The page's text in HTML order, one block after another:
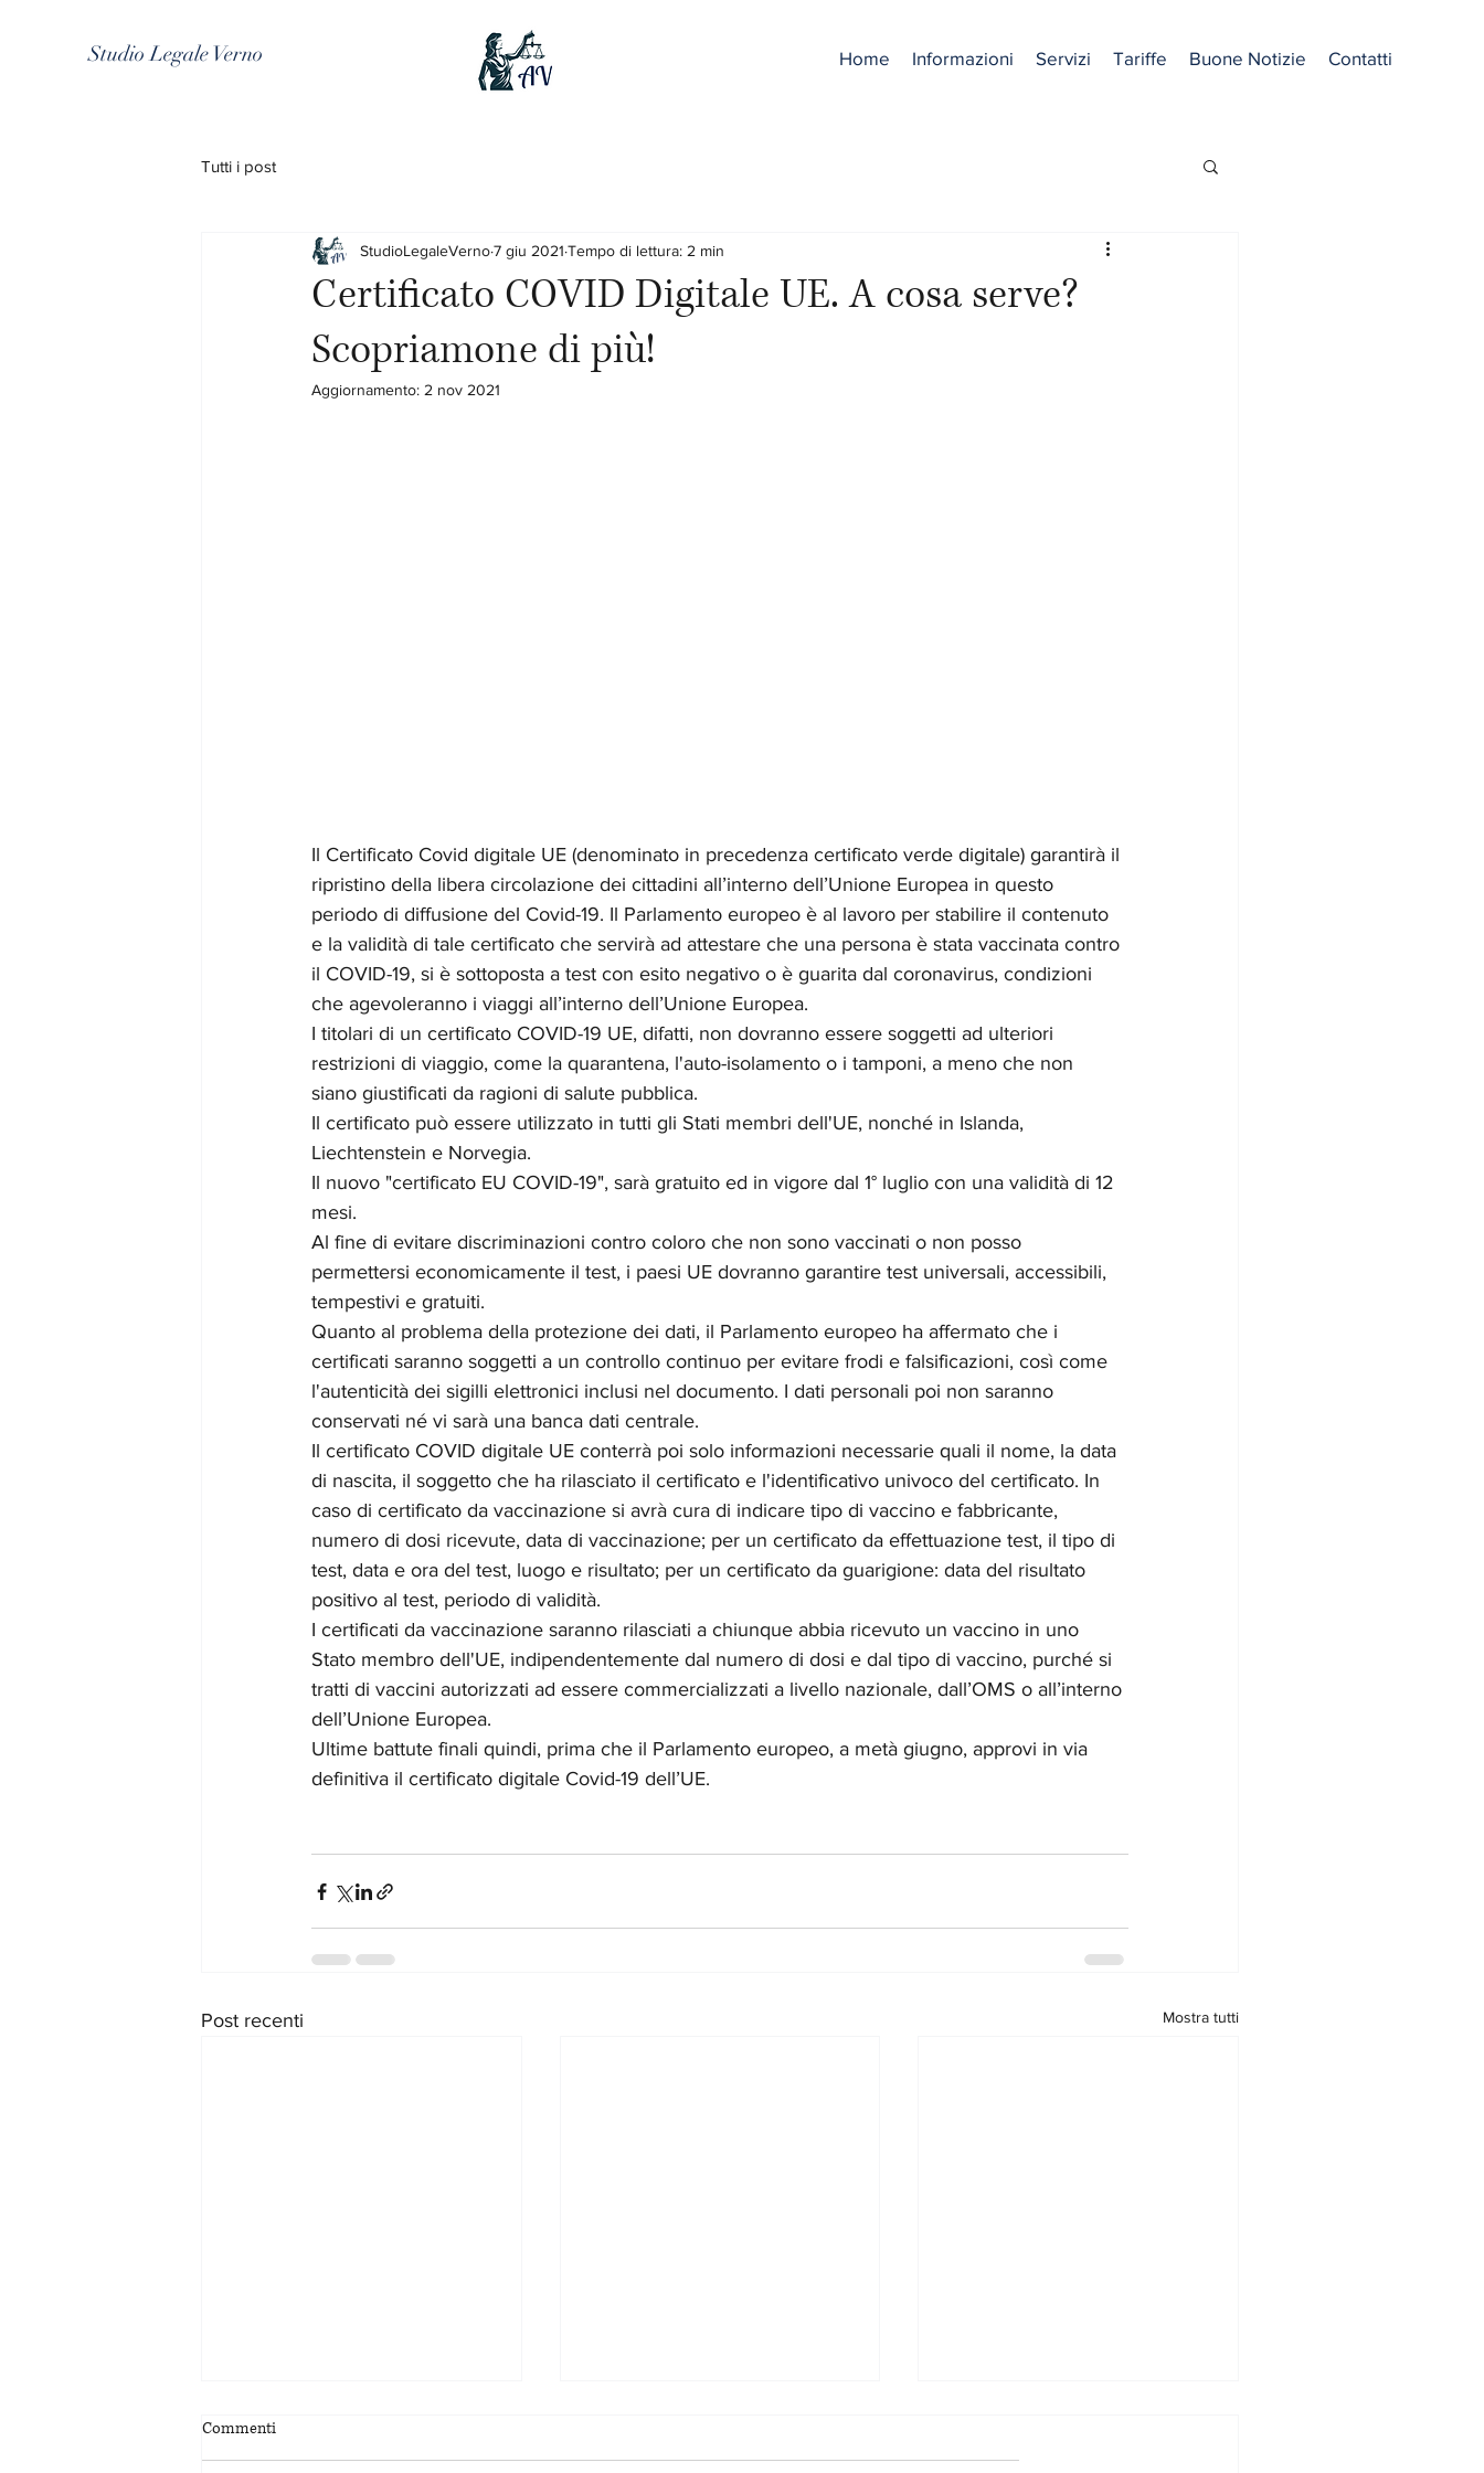
Studio Legale Verno Home Informazioni Servizi Tariffe Buone Notizie Contatti
Tutti i post
Certificato COVID Digitale UE. A cosa serve?
Scopriamone di più!
StudioLegaleVerno7 giu 2021 Tempo di lettura: 2 min
Aggiornamento: 2 nov 2021
Il Certificato Covid digitale UE (denominato in precedenza certificato verde digitale) garantirà il
ripristino della libera circolazione dei cittadini all’interno dell’Unione Europea in questo
periodo di diffusione del Covid-19. Il Parlamento europeo è al lavoro per stabilire il contenuto
e la validità di tale certificato che servirà ad attestare che una persona è stata vaccinata contro
il COVID-19, si è sottoposta a test con esito negativo o è guarita dal coronavirus, condizioni
che agevoleranno i viaggi all’interno dell’Unione Europea.
I titolari di un certificato COVID-19 UE, difatti, non dovranno essere soggetti ad ulteriori
restrizioni di viaggio, come la quarantena, l'auto-isolamento o i tamponi, a meno che non
siano giustificati da ragioni di salute pubblica.
Il certificato può essere utilizzato in tutti gli Stati membri dell'UE, nonché in Islanda,
Liechtenstein e Norvegia.
Il nuovo "certificato EU COVID-19", sarà gratuito ed in vigore dal 1° luglio con una validità di 12
mesi.
Al fine di evitare discriminazioni contro coloro che non sono vaccinati o non posso
permettersi economicamente il test, i paesi UE dovranno garantire test universali, accessibili,
tempestivi e gratuiti.
Quanto al problema della protezione dei dati, il Parlamento europeo ha affermato che i
certificati saranno soggetti a un controllo continuo per evitare frodi e falsificazioni, così come
l'autenticità dei sigilli elettronici inclusi nel documento. I dati personali poi non saranno
conservati né vi sarà una banca dati centrale.
Il certificato COVID digitale UE conterrà poi solo informazioni necessarie quali il nome, la data
di nascita, il soggetto che ha rilasciato il certificato e l'identificativo univoco del certificato. In
caso di certificato da vaccinazione si avrà cura di indicare tipo di vaccino e fabbricante,
numero di dosi ricevute, data di vaccinazione; per un certificato da effettuazione test, il tipo di
test, data e ora del test, luogo e risultato; per un certificato da guarigione: data del risultato
positivo al test, periodo di validità.
I certificati da vaccinazione saranno rilasciati a chiunque abbia ricevuto un vaccino in uno
Stato membro dell'UE, indipendentemente dal numero di dosi e dal tipo di vaccino, purché si
tratti di vaccini autorizzati ad essere commercializzati a livello nazionale, dall’OMS o all’interno
dell’Unione Europea.
Ultime battute finali quindi, prima che il Parlamento europeo, a metà giugno, approvi in via
definitiva il certificato digitale Covid-19 dell’UE.
Post recenti Mostra tutti
Commenti